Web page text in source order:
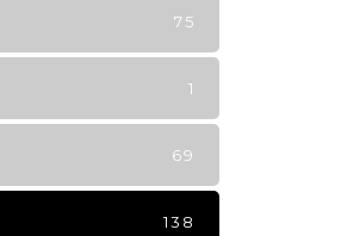
75
1
69
138